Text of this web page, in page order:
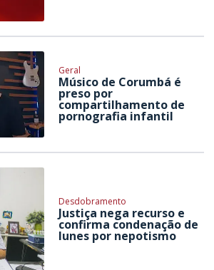
Geral
Músico de Corumbá é
preso por
compartilhamento de
pornografia infantil
Desdobramento
Justiça nega recurso e
confirma condenação de
Iunes por nepotismo